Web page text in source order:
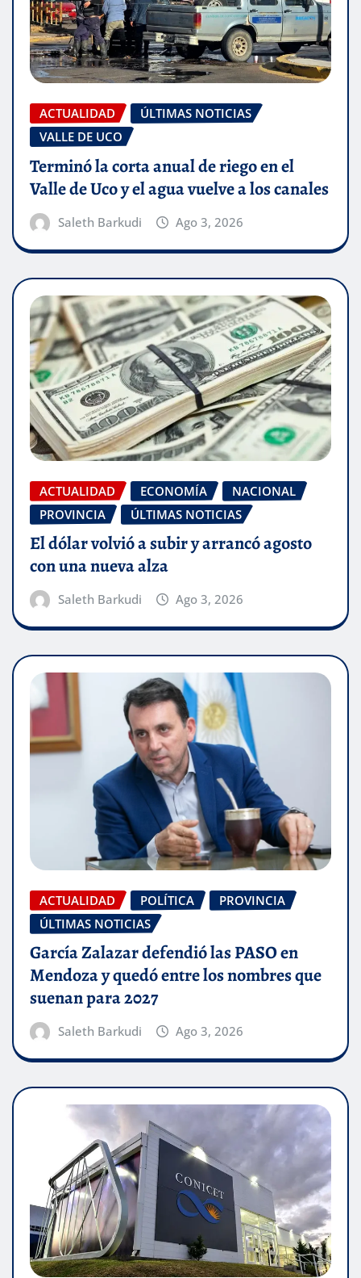
ACTUALIDAD
ÚLTIMAS NOTICIAS
VALLE DE UCO
Terminó la corta anual de riego en el
Valle de Uco y el agua vuelve a los canales
Saleth Barkudi Ago 3, 2026
ACTUALIDAD ECONOMÍA
NACIONAL
PROVINCIA
ÚLTIMAS NOTICIAS
El dólar volvió a subir y arrancó agosto
con una nueva alza
Saleth Barkudi Ago 3, 2026
ACTUALIDAD POLÍTICA
PROVINCIA
ÚLTIMAS NOTICIAS
García Zalazar defendió las PASO en
Mendoza y quedó entre los nombres que
suenan para 2027
Saleth Barkudi Ago 3, 2026